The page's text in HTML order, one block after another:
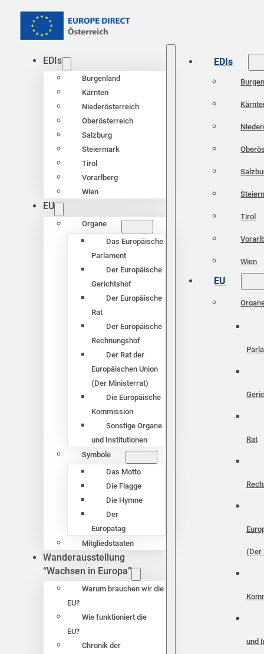
EDIs
Burgenland
Kärnten
Niederösterreich
Oberösterreich
Salzburg
Steiermark
Tirol
Vorarlberg
Wien
EU
Organe
Das Europäische
Parlament
Der Europäische
Gerichtshof
Der Europäische
Rat
Der Europäische
Rechnungshof
Der Rat der
Europäischen Union
(Der Ministerrat)
Die Europäische
Kommission
Sonstige Organe
und Institutionen
Symbole
Das Motto
Die Flagge
Die Hymne
Der
Europatag
Mitgliedstaaten
Wanderausstellung
“Wachsen in Europa”
Warum brauchen wir die
EU?
Wie funktioniert die
EU?
Chronik der
EDIs
Tirol
Wien
EU
Rat
(Der
und